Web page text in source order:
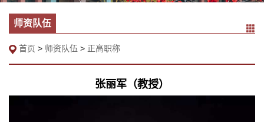
师资队伍
首页 > 师资队伍 > 正高职称
张丽军（教授）